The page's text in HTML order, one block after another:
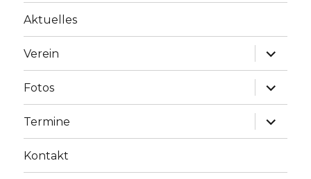
Aktuelles
Verein
öffnen
Fotos
öffnen
Termine
öffnen
Kontakt